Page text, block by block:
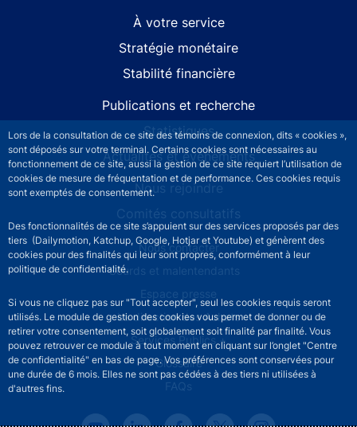
Lors de la consultation de ce site des témoins de connexion, dits « cookies »,
sont déposés sur votre terminal. Certains cookies sont nécessaires au
fonctionnement de ce site, aussi la gestion de ce site requiert l’utilisation de
cookies de mesure de fréquentation et de performance. Ces cookies requis
sont exemptés de consentement.
Des fonctionnalités de ce site s’appuient sur des services proposés par des
tiers (Dailymotion, Katchup, Google, Hotjar et Youtube) et génèrent des
cookies pour des finalités qui leur sont propres, conformément à leur
politique de confidentialité.
Si vous ne cliquez pas sur "Tout accepter", seul les cookies requis seront
utilisés. Le module de gestion des cookies vous permet de donner ou de
retirer votre consentement, soit globalement soit finalité par finalité. Vous
pouvez retrouver ce module à tout moment en cliquant sur l’onglet "Centre
de confidentialité" en bas de page. Vos préférences sont conservées pour
une durée de 6 mois. Elles ne sont pas cédées à des tiers ni utilisées à
d'autres fins.
À votre service
Stratégie monétaire
Stabilité financière
Publications et recherche
Statistiques
Actualités et événements
Nous rejoindre
Comités consultatifs
Footer secondary menuNous contacter
Sourds et malentendants
Espace presse
La direction des Achats
Services Publics +
Glossaire
FAQs